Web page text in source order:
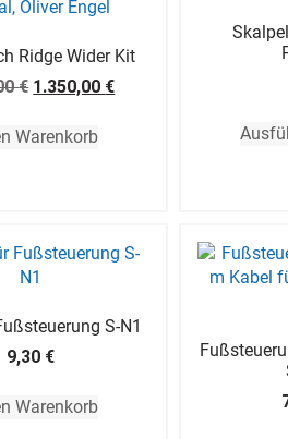
Ridge Wider Kit
€ 1.350,00 €
Warenkorb
S-N1
9,30 €
Warenkorb